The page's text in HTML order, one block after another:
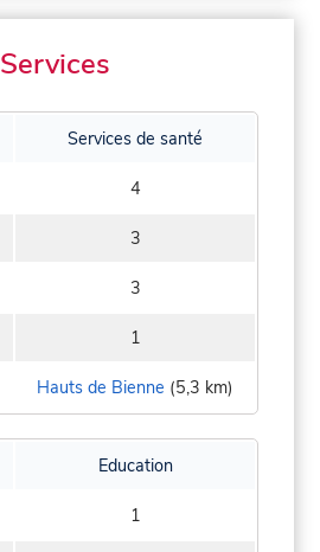
Services
Services de santé
4
3
3
1
Hauts de Bienne (5,3 km)
Education
1